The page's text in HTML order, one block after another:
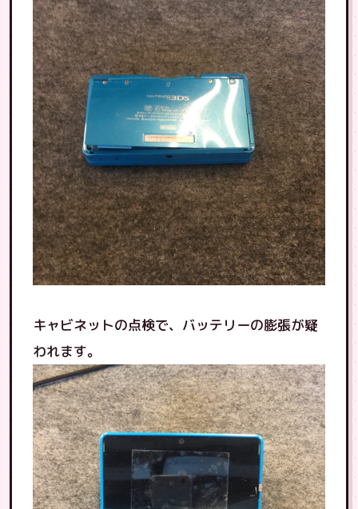
キャビネットの点検で、バッテリーの膨張が疑
われます。